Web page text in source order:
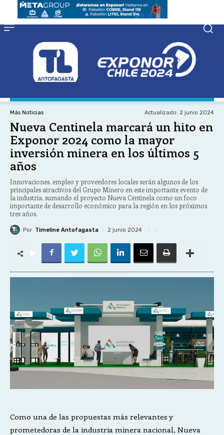
Más Noticias Actualizado: 2 junio 2024
Nueva Centinela marcará un hito en
Exponor 2024 como la mayor
inversión minera en los últimos 5
años
Innovaciones, empleo y proveedores locales serán algunos de los
principales atractivos del Grupo Minero en este importante evento de
la industria, sumando el proyecto Nueva Centinela como un foco
importante de desarrollo económico para la región en los próximos
tres años.
Por Timeline Antofagasta 2 junio 2024
Como una de las propuestas más relevantes y
prometedoras de la industria minera nacional, Nueva